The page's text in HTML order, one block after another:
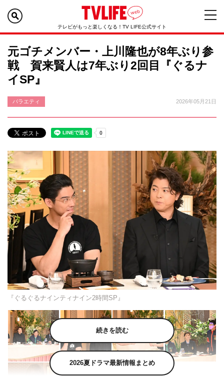
テレビがもっと楽しくなる！TV LIFE公式サイト
元ゴチメンバー・上川隆也が8年ぶり参
戦 賀来賢人は7年ぶり2回目『ぐるナ
イSP』
バラエティ 2026年05月21日
『ぐるぐるナインティナイン2時間SP』
続きを読む
2026夏ドラマ最新情報まとめ